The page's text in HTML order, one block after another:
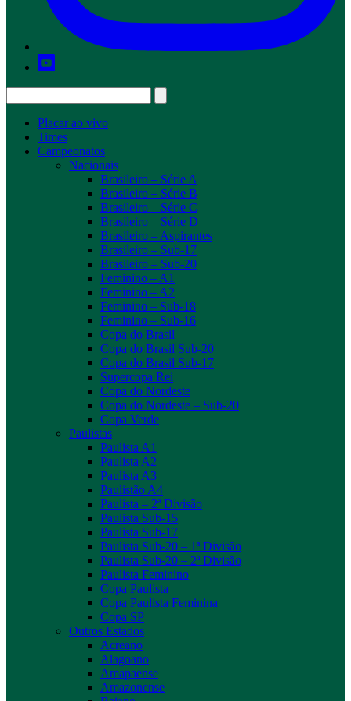
Placar ao vivo
Times
Campeonatos
Nacionais
Brasileiro – Série A
Brasileiro – Série B
Brasileiro – Série C
Brasileiro – Série D
Brasileiro – Aspirantes
Brasileiro – Sub-17
Brasileiro – Sub-20
Feminino – A1
Feminino – A2
Feminino – Sub-18
Feminino – Sub-16
Copa do Brasil
Copa do Brasil Sub-20
Copa do Brasil Sub-17
Supercopa Rei
Copa do Nordeste
Copa do Nordeste – Sub-20
Copa Verde
Paulistas
Paulista A1
Paulista A2
Paulista A3
Paulistão A4
Paulista – 2ª Divisão
Paulista Sub-15
Paulista Sub-17
Paulista Sub-20 – 1ª Divisão
Paulista Sub-20 – 2ª Divisão
Paulista Feminino
Copa Paulista
Copa Paulista Feminina
Copa SP
Outros Estados
Acreano
Alagoano
Amapaense
Amazonense